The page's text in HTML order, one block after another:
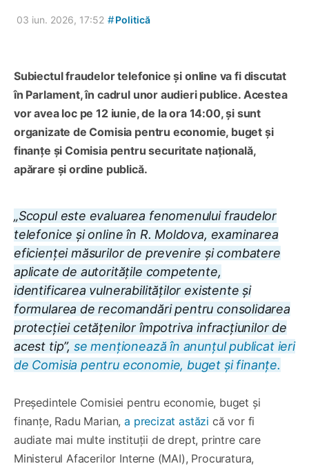
03 iun. 2026, 17:52 #Politică
Subiectul fraudelor telefonice și online va fi discutat
în Parlament, în cadrul unor audieri publice. Acestea
vor avea loc pe 12 iunie, de la ora 14:00, și sunt
organizate de Comisia pentru economie, buget și
finanțe și Comisia pentru securitate națională,
apărare și ordine publică.
„Scopul este evaluarea fenomenului fraudelor
telefonice și online în R. Moldova, examinarea
eficienței măsurilor de prevenire și combatere
aplicate de autoritățile competente,
identificarea vulnerabilităților existente și
formularea de recomandări pentru consolidarea
protecției cetățenilor împotriva infracțiunilor de
acest tip”, se menționează în anunțul publicat ieri
de Comisia pentru economie, buget și finanțe.
Președintele Comisiei pentru economie, buget și
finanțe, Radu Marian,a precizat astăzi că vor fi
audiate mai multe instituții de drept, printre care
Ministerul Afacerilor Interne (MAI), Procuratura,